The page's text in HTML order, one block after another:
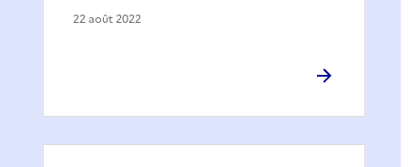
22 août 2022